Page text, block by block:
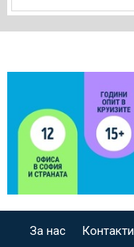
За нас Контакти